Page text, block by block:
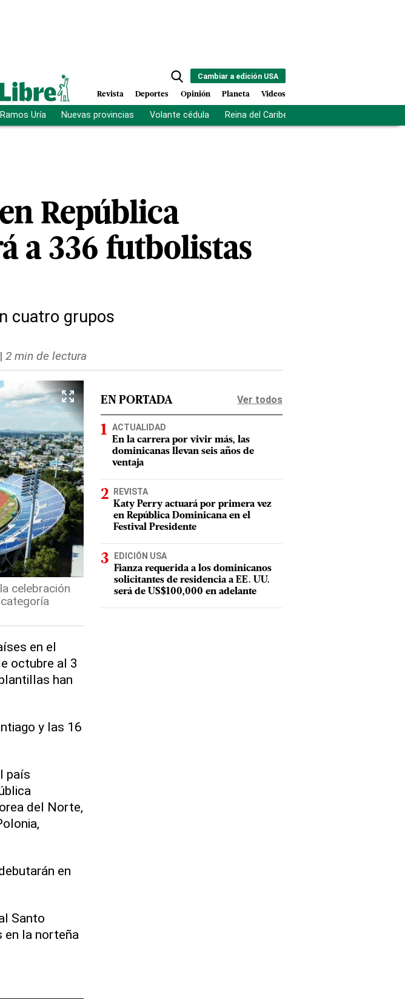
Cambiar a edición USA
Revista Deportes Opinión Planeta Videos
Uría Nuevas provincias Volante cédula Reina del Caribe
República
a 336 futbolistas
cuatro grupos
| 2 min de lectura
celebración
en el
octubre al 3
han
y las 16
país
del Norte,
en
Santo
en la norteña
EN PORTADA Ver todos
ACTUALIDAD
En la carrera por vivir más, las
dominicanas llevan seis años de
ventaja
REVISTA
Katy Perry actuará por primera vez
en República Dominicana en el
Festival Presidente
EDICIÓN USA
Fianza requerida a los dominicanos
solicitantes de residencia a EE. UU.
será de US$100,000 en adelante